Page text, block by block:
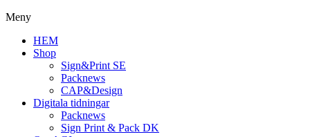
Meny
HEM
Shop
Sign&Print SE
Packnews
CAP&Design
Digitala tidningar
Packnews
Sign Print & Pack DK